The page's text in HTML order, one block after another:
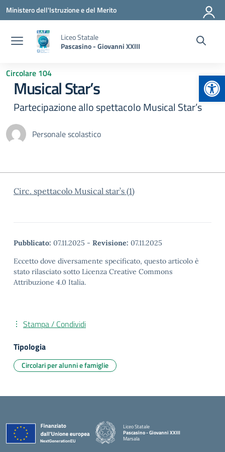
Vai ai contenuti
Vai al menu di navigazione
Vai al footer
Ministero dell'Istruzione e del Merito
Liceo Statale
Pascasino - Giovanni XXIII
Circolare 104
Musical Star’s
Partecipazione allo spettacolo Musical Star’s
Personale scolastico
Circ. spettacolo Musical star’s (1)
Pubblicato: 07.11.2025 - Revisione: 07.11.2025
Eccetto dove diversamente specificato, questo articolo è
stato rilasciato sotto Licenza Creative Commons
Attribuzione 4.0 Italia.
Stampa / Condividi
Tipologia
Circolari per alunni e famiglie
Liceo Statale
Pascasino - Giovanni XXIII
Marsala